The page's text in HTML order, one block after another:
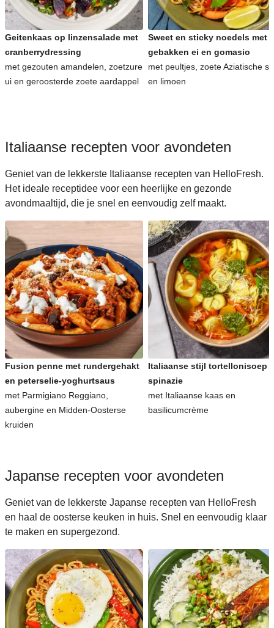
Geitenkaas op linzensalade met
cranberrydressing
met gezouten amandelen, zoetzure
ui en geroosterde zoete aardappel
Sweet en sticky noedels met
gebakken ei en gomasio
met peultjes, zoete Aziatische
en limoen
Italiaanse recepten voor avondeten
Geniet van de lekkerste Italiaanse recepten van HelloFresh.
Het ideale receptidee voor een heerlijke en gezonde
avondmaaltijd, die je snel en eenvoudig zelf maakt.
Fusion penne met rundergehakt
en peterselie-yoghurtsaus
met Parmigiano Reggiano,
aubergine en Midden-Oosterse
kruiden
Italiaanse stijl tortellonisoep
spinazie
met Italiaanse kaas en
basilicumcrème
Japanse recepten voor avondeten
Geniet van de lekkerste Japanse recepten van HelloFresh
en haal de oosterse keuken in huis. Snel en eenvoudig klaar
te maken en supergezond.